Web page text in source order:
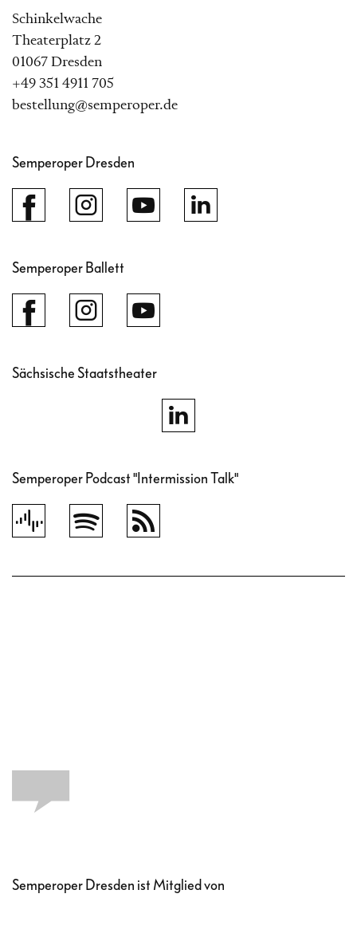
Schinkelwache
Theaterplatz 2
01067 Dresden
+49 351 4911 705
bestellung@semperoper.de
Semperoper Dresden
Semperoper Ballett
Sächsische Staatstheater
Semperoper Podcast "Intermission Talk"
Semperoper Dresden ist Mitglied von